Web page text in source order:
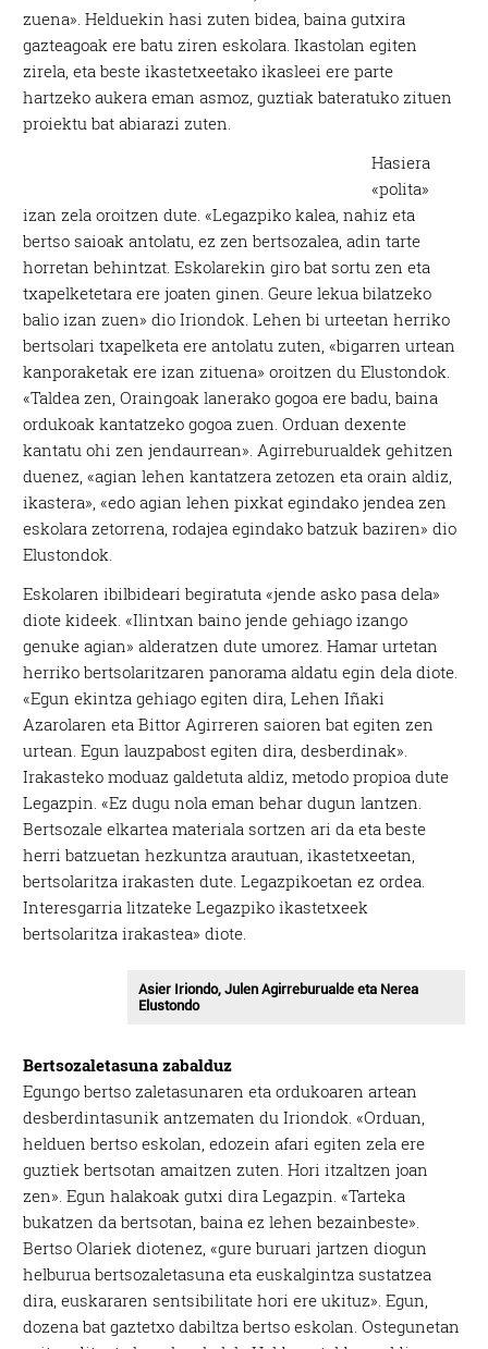
zuena». Helduekin hasi zuten bidea, baina gutxira
gazteagoak ere batu ziren eskolara. Ikastolan egiten
zirela, eta beste ikastetxeetako ikasleei ere parte
hartzeko aukera eman asmoz, guztiak bateratuko zituen
proiektu bat abiarazi zuten.
Hasiera
«polita»
izan zela oroitzen dute. «Legazpiko kalea, nahiz eta
bertso saioak antolatu, ez zen bertsozalea, adin tarte
horretan behintzat. Eskolarekin giro bat sortu zen eta
txapelketetara ere joaten ginen. Geure lekua bilatzeko
balio izan zuen» dio Iriondok. Lehen bi urteetan herriko
bertsolari txapelketa ere antolatu zuten, «bigarren urtean
kanporaketak ere izan zituena» oroitzen du Elustondok.
«Taldea zen, Oraingoak lanerako gogoa ere badu, baina
ordukoak kantatzeko gogoa zuen. Orduan dexente
kantatu ohi zen jendaurrean». Agirreburualdek gehitzen
duenez, «agian lehen kantatzera zetozen eta orain aldiz,
ikastera», «edo agian lehen pixkat egindako jendea zen
eskolara zetorrena, rodajea egindako batzuk baziren» dio
Elustondok.
Eskolaren ibilbideari begiratuta «jende asko pasa dela»
diote kideek. «Ilintxan baino jende gehiago izango
genuke agian» alderatzen dute umorez. Hamar urtetan
herriko bertsolaritzaren panorama aldatu egin dela diote.
«Egun ekintza gehiago egiten dira, Lehen Iñaki
Azarolaren eta Bittor Agirreren saioren bat egiten zen
urtean. Egun lauzpabost egiten dira, desberdinak».
Irakasteko moduaz galdetuta aldiz, metodo propioa dute
Legazpin. «Ez dugu nola eman behar dugun lantzen.
Bertsozale elkartea materiala sortzen ari da eta beste
herri batzuetan hezkuntza arautuan, ikastetxeetan,
bertsolaritza irakasten dute. Legazpikoetan ez ordea.
Interesgarria litzateke Legazpiko ikastetxeek
bertsolaritza irakastea» diote.
Asier Iriondo, Julen Agirreburualde eta Nerea
Elustondo
Bertsozaletasuna zabalduz
Egungo bertso zaletasunaren eta ordukoaren artean
desberdintasunik antzematen du Iriondok. «Orduan,
helduen bertso eskolan, edozein afari egiten zela ere
guztiek bertsotan amaitzen zuten. Hori itzaltzen joan
zen». Egun halakoak gutxi dira Legazpin. «Tarteka
bukatzen da bertsotan, baina ez lehen bezainbeste».
Bertso Olariek diotenez, «gure buruari jartzen diogun
helburua bertsozaletasuna eta euskalgintza sustatzea
dira, euskararen sentsibilitate hori ere ukituz». Egun,
dozena bat gaztetxo dabiltza bertso eskolan. Ostegunetan